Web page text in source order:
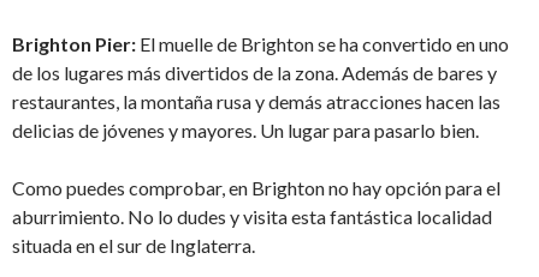
Brighton Pier: El muelle de Brighton se ha convertido en uno
de los lugares más divertidos de la zona. Además de bares y
restaurantes, la montaña rusa y demás atracciones hacen las
delicias de jóvenes y mayores. Un lugar para pasarlo bien.
Como puedes comprobar, en Brighton no hay opción para el
aburrimiento. No lo dudes y visita esta fantástica localidad
situada en el sur de Inglaterra.